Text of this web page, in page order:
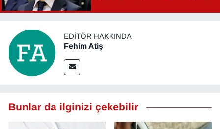
EDITÖR HAKKINDA
Fehim Atiş
Bunlar da ilginizi çekebilir